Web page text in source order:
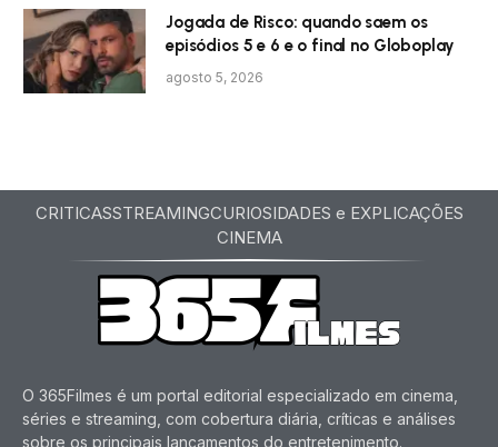
Jogada de Risco: quando saem os
episódios 5 e 6 e o final no Globoplay
agosto 5, 2026
CRITICASSTREAMINGCURIOSIDADES e EXPLICAÇÕES
CINEMA
O 365Filmes é um portal editorial especializado em cinema,
séries e streaming, com cobertura diária, críticas e análises
sobre os principais lançamentos do entretenimento.